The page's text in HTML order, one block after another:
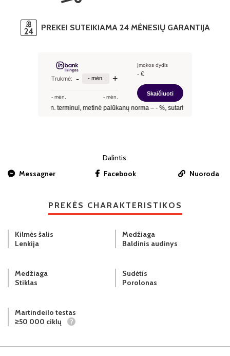
PREKEI SUTEIKIAMA 24 MĖNESIŲ GARANTIJA
Dalintis:
Messagner
Facebook Nuoroda
PREKĖS CHARAKTERISTIKOS
Kilmės šalis
Lenkija
Medžiaga
Baldinis audinys
Medžiaga
Stiklas
Sudėtis
Porolonas
Martindeilo testas
≥50 000 ciklų
?